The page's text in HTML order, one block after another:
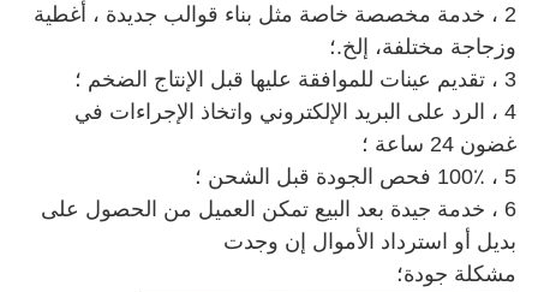
2 ، خدمة مخصصة خاصة مثل بناء قوالب جديدة ،
أغطية
وزجاجة مختلفة، إلخ.؛
3 ، تقديم عينات للموافقة عليها قبل الإنتاج الضخم ؛
4 ، الرد على البريد الإلكتروني واتخاذ الإجراءات في
غضون 24 ساعة ؛
5 ، 100٪ فحص الجودة قبل الشحن ؛
6 ، خدمة جيدة بعد البيع تمكن العميل من الحصول على
بديل أو استرداد الأموال إن وجدت
مشكلة جودة؛